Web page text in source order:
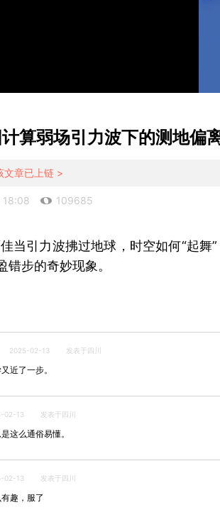
算弱场引力波下的测地偏
文章已上链 >
109685
当引力波拂过地球，时空如何“起
步的奇妙现象。
2025-02-13 发表于四川
近了一步。
02-13 发表于四川
这么通俗易懂。
02-13 发表于四川
趣，服了